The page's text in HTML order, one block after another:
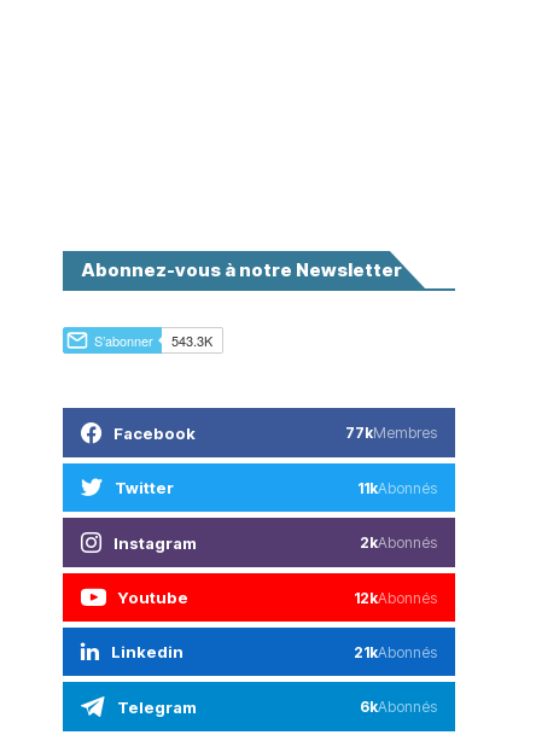
Abonnez-vous à notre Newsletter
Facebook 77kMembres
Twitter 11kAbonnés
Instagram 2kAbonnés
Youtube 12kAbonnés
Linkedin 21kAbonnés
Telegram 6kAbonnés